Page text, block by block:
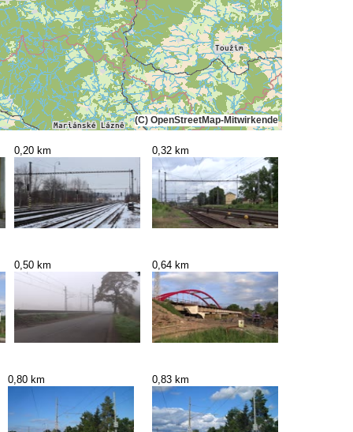
(C) OpenStreetMap-Mitwirkende
0,20 km 0,32 km
0,50 km 0,64 km
0,80 km 0,83 km